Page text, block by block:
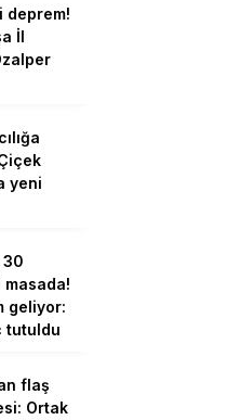
deprem!
İl
yeni
30
masada!
geliyor:
tutuldu
flaş
Ortak